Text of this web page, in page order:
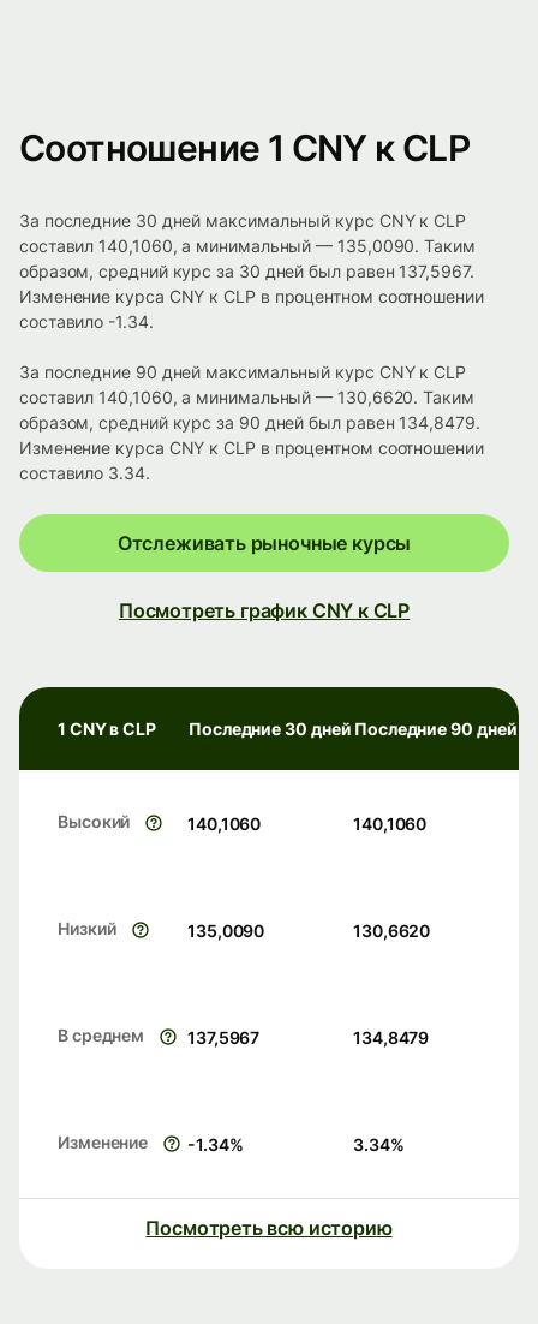
Соотношение 1 CNY к CLP
За последние 30 дней максимальный курс CNY к CLP
составил 140,1060, а минимальный — 135,0090. Таким
образом, средний курс за 30 дней был равен 137,5967.
Изменение курса CNY к CLP в процентном соотношении
составило -1.34.
За последние 90 дней максимальный курс CNY к CLP
составил 140,1060, а минимальный — 130,6620. Таким
образом, средний курс за 90 дней был равен 134,8479.
Изменение курса CNY к CLP в процентном соотношении
составило 3.34.
Отслеживать рыночные курсы
Посмотреть график CNY к CLP
1 CNY в CLP Последние 30 дней Последние 90 дней
Высокий 140,1060 140,1060
Низкий 135,0090 130,6620
В среднем 137,5967 134,8479
Изменение -1.34% 3.34%
Посмотреть всю историю